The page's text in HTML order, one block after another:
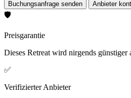
🛡️
Preisgarantie
Dieses Retreat wird nirgends günstiger
✅
Verifizierter Anbieter